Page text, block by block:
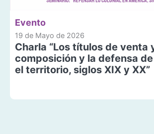
Evento
19 de Mayo de 2026
Charla “Los títulos de venta
composición y la defensa
el territorio, siglos XIX y XX”